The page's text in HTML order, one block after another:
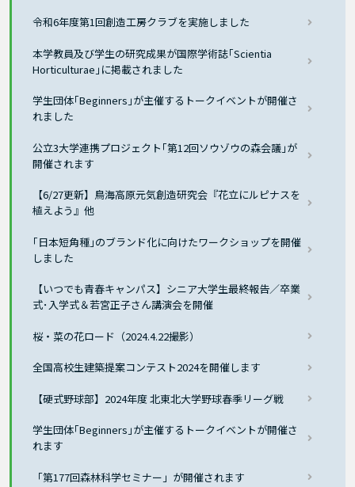
令和6年度第1回創造工房クラブを実施しました
本学教員及び学生の研究成果が国際学術誌｢Scientia
Horticulturae｣に掲載されました
学生団体｢Beginners｣が主催するトークイベントが開催さ
れました
公立3大学連携プロジェクト｢第12回ソウゾウの森会議｣が
開催されます
【6/27更新】鳥海高原元気創造研究会『花立にルピナスを
植えよう』他
｢日本短角種｣のブランド化に向けたワークショップを開催
しました
【いつでも青春キャンパス】シニア大学生最終報告／卒業
式･入学式＆若宮正子さん講演会を開催
桜・菜の花ロード（2024.4.22撮影）
全国高校生建築提案コンテスト2024を開催します
【硬式野球部】2024年度 北東北大学野球春季リーグ戦
学生団体｢Beginners｣が主催するトークイベントが開催さ
れます
「第177回森林科学セミナー」が開催されます